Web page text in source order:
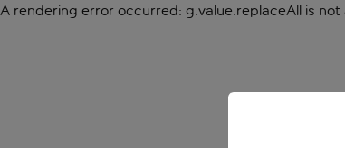
A rendering error occurred: g.value.replaceAll is not